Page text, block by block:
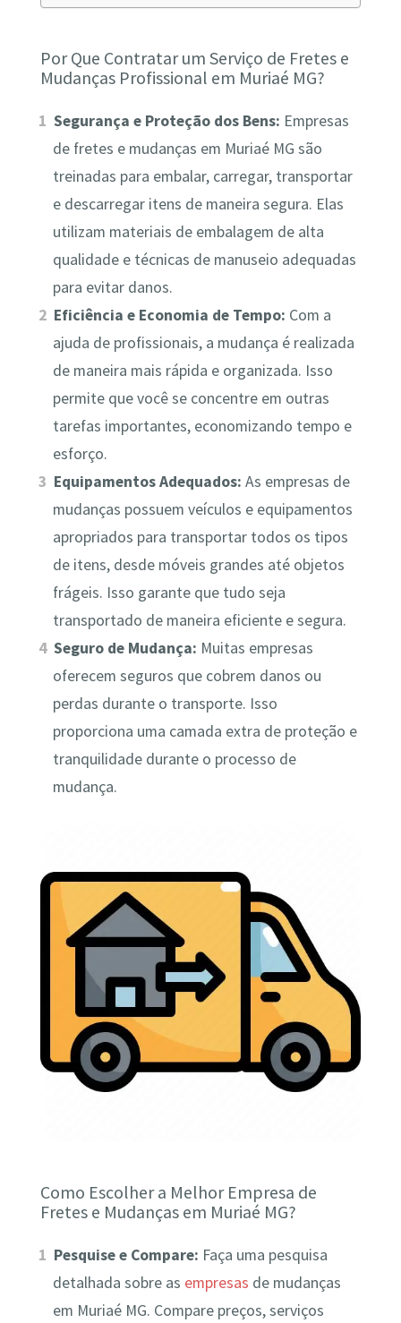
Por Que Contratar um Serviço de Fretes e
Mudanças Profissional em Muriaé MG?
Segurança e Proteção dos Bens: Empresas
de fretes e mudanças em Muriaé MG são
treinadas para embalar, carregar, transportar
e descarregar itens de maneira segura. Elas
utilizam materiais de embalagem de alta
qualidade e técnicas de manuseio adequadas
para evitar danos.
Eficiência e Economia de Tempo: Com a
ajuda de profissionais, a mudança é realizada
de maneira mais rápida e organizada. Isso
permite que você se concentre em outras
tarefas importantes, economizando tempo e
esforço.
Equipamentos Adequados: As empresas de
mudanças possuem veículos e equipamentos
apropriados para transportar todos os tipos
de itens, desde móveis grandes até objetos
frágeis. Isso garante que tudo seja
transportado de maneira eficiente e segura.
Seguro de Mudança: Muitas empresas
oferecem seguros que cobrem danos ou
perdas durante o transporte. Isso
proporciona uma camada extra de proteção e
tranquilidade durante o processo de
mudança.
Como Escolher a Melhor Empresa de
Fretes e Mudanças em Muriaé MG?
Pesquise e Compare: Faça uma pesquisa
detalhada sobre as empresas de mudanças
em Muriaé MG. Compare preços, serviços